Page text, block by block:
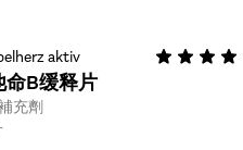
aktiv
命B缓释片
充劑